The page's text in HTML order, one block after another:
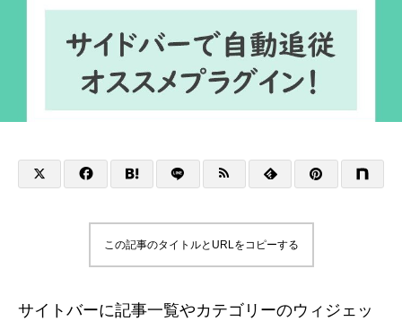
この記事のタイトルとURLをコピーする
サイトバーに記事一覧やカテゴリーのウィジェッ